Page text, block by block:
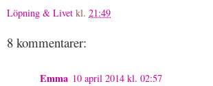
Löpning & Livet kl. 21:49
8 kommentarer:
Emma 10 april 2014 kl. 02:57